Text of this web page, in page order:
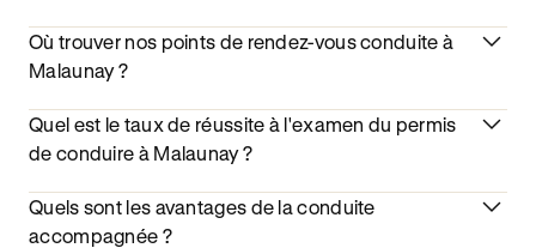
Où trouver nos points de rendez-vous conduite à
Malaunay ?
Quel est le taux de réussite à l'examen du permis
de conduire à Malaunay ?
Quels sont les avantages de la conduite
accompagnée ?